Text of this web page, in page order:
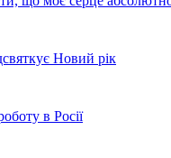
Новий рік
в Росії